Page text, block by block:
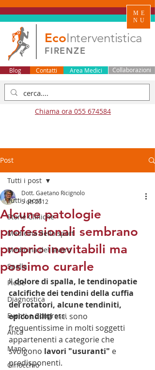
EcoInterventistica
FIRENZE
Collaborazioni
Area Medici
Contatti
Blog
Chiama ora 055 674584
ME
NU
Post
Tutti i post
Storie Cliniche
Medicina dello sport
Medicina del lavoro
Spalla
Piede
Diagnostica
Eventi e Congressi
Anca
Mano
Ginocchio
Tutti i post
Alcune patologie
professionali sembrano
proprio inevitabili ma
possimo curarle
Dott. Gaetano Ricignolo
5 ott 2012
Il dolore di spalla, le tendinopatie
calcifiche dei tendini della cuffia
dei rotatori, alcune tendiniti,
epicondiliti etc. sono
frequentissime in molti soggetti
appartenenti a categorie che
svolgono lavori "usuranti" e
predisponenti.